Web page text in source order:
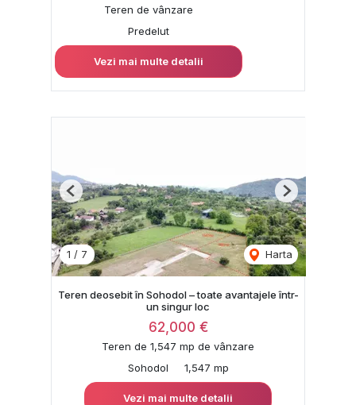
Teren de vânzare
Predelut
Vezi mai multe detalii
1 / 7 Harta
Previous Next
Teren deosebit în Sohodol – toate avantajele într-
un singur loc
62,000 €
Teren de 1,547 mp de vânzare
Sohodol
1,547 mp
Vezi mai multe detalii